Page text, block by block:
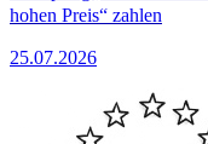
hohen Preis“ zahlen
25.07.2026